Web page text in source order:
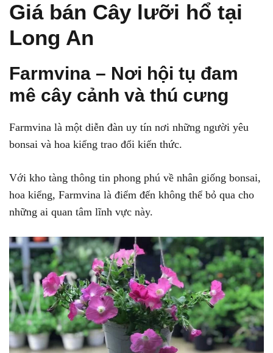
Giá bán Cây lưỡi hổ tại
Long An
Farmvina – Nơi hội tụ đam
mê cây cảnh và thú cưng
Farmvina là một diễn đàn uy tín nơi những người yêu
bonsai và hoa kiểng trao đổi kiến thức.
Với kho tàng thông tin phong phú về nhân giống bonsai,
hoa kiểng, Farmvina là điểm đến không thể bỏ qua cho
những ai quan tâm lĩnh vực này.